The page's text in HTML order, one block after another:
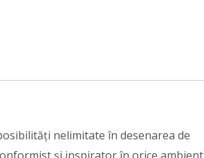
nelimitate în desenarea de